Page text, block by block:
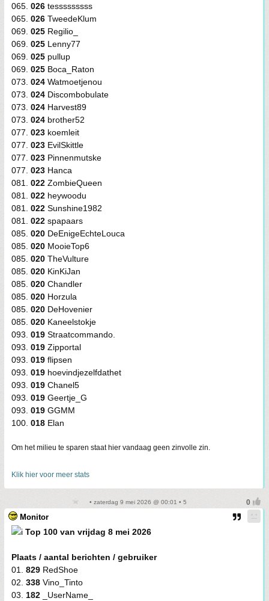
065. 026 tesssssssss
065. 026 TweedeKlum
069. 025 Regilio_
069. 025 Lenny77
069. 025 pullup
069. 025 Boca_Raton
073. 024 Watmoetjenou
073. 024 Discombobulate
073. 024 Harvest89
073. 024 brother52
077. 023 koemleit
077. 023 EvilSkittle
077. 023 Pinnenmutske
077. 023 Hanca
081. 022 ZombieQueen
081. 022 heywoodu
081. 022 Sunshine1982
081. 022 spapaars
085. 020 DeEnigeEchteLouca
085. 020 MooieTop6
085. 020 TheVulture
085. 020 KinKiJan
085. 020 Chandler
085. 020 Horzula
085. 020 DeHovenier
085. 020 Kaneelstokje
093. 019 Straatcommando.
093. 019 Zipportal
093. 019 flipsen
093. 019 hoevindjezelfdathet
093. 019 Chanel5
093. 019 Geertje_G
093. 019 GGMM
100. 018 Elan
Om het milieu te sparen staat hier vandaag geen zinvolle zin.
Klik hier voor meer stats
• zaterdag 9 mei 2026 @ 00:01 • 5
Monitor
Top 100 van vrijdag 8 mei 2026
Plaats / aantal berichten / gebruiker
01. 829 RedShoe
02. 338 Vino_Tinto
03. 182 _UserName_